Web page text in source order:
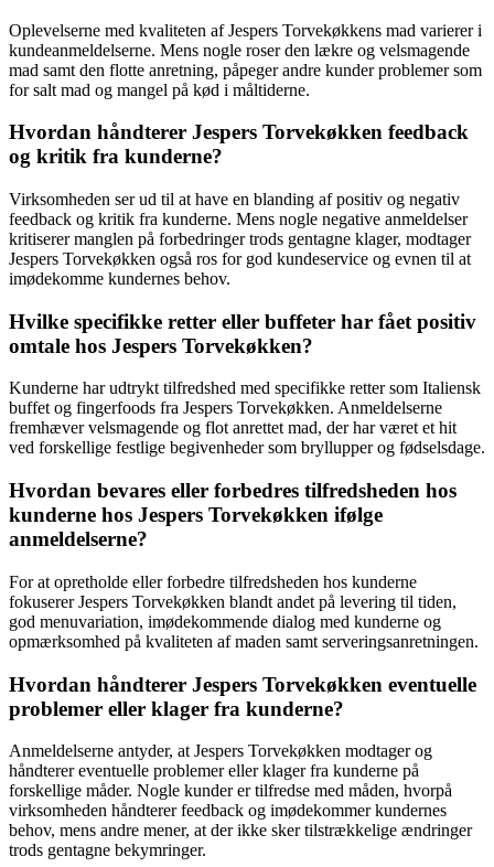
Oplevelserne med kvaliteten af Jespers Torvekøkkens mad varierer i
kundeanmeldelserne. Mens nogle roser den lækre og velsmagende
mad samt den flotte anretning, påpeger andre kunder problemer som
for salt mad og mangel på kød i måltiderne.
Hvordan håndterer Jespers Torvekøkken feedback
og kritik fra kunderne?
Virksomheden ser ud til at have en blanding af positiv og negativ
feedback og kritik fra kunderne. Mens nogle negative anmeldelser
kritiserer manglen på forbedringer trods gentagne klager, modtager
Jespers Torvekøkken også ros for god kundeservice og evnen til at
imødekomme kundernes behov.
Hvilke specifikke retter eller buffeter har fået positiv
omtale hos Jespers Torvekøkken?
Kunderne har udtrykt tilfredshed med specifikke retter som Italiensk
buffet og fingerfoods fra Jespers Torvekøkken. Anmeldelserne
fremhæver velsmagende og flot anrettet mad, der har været et hit
ved forskellige festlige begivenheder som bryllupper og fødselsdage.
Hvordan bevares eller forbedres tilfredsheden hos
kunderne hos Jespers Torvekøkken ifølge
anmeldelserne?
For at opretholde eller forbedre tilfredsheden hos kunderne
fokuserer Jespers Torvekøkken blandt andet på levering til tiden,
god menuvariation, imødekommende dialog med kunderne og
opmærksomhed på kvaliteten af maden samt serveringsanretningen.
Hvordan håndterer Jespers Torvekøkken eventuelle
problemer eller klager fra kunderne?
Anmeldelserne antyder, at Jespers Torvekøkken modtager og
håndterer eventuelle problemer eller klager fra kunderne på
forskellige måder. Nogle kunder er tilfredse med måden, hvorpå
virksomheden håndterer feedback og imødekommer kundernes
behov, mens andre mener, at der ikke sker tilstrækkelige ændringer
trods gentagne bekymringer.